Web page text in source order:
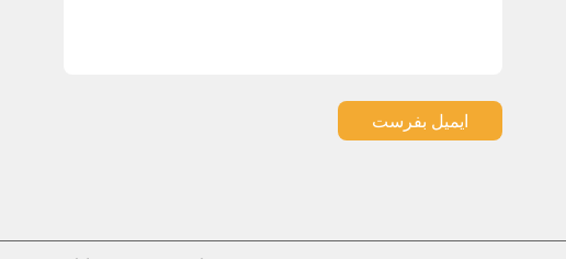
ایمیل بفرست